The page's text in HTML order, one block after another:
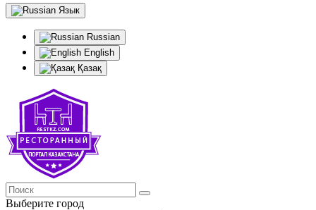
Язык
Russian
English
Қазақ
Выберите город